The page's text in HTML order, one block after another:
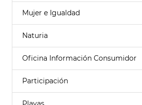
Mujer e Igualdad
Naturia
Oficina Información Consumidor
Participación